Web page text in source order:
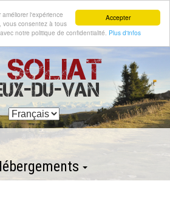
Accepter
l'expérience
vous consentez à tous
notre politique de confidentialité. Plus d'infos
Soliat
du-Van